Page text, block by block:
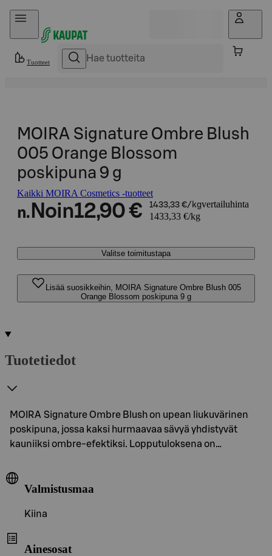
Hyppää sisältöön
Tuotteet
MOIRA Signature Ombre Blush
005 Orange Blossom
poskipuna 9 g
Kaikki MOIRA Cosmetics -tuotteet
n. Noin12,90 € 1433,33 €/kgvertailuhinta
1433,33 €/kg
Valitse toimitustapa
Lisää suosikkeihin, MOIRA Signature Ombre Blush 005
Orange Blossom poskipuna 9 g
Tuotetiedot
MOIRA Signature Ombre Blush on upean liukuvärinen
poskipuna, jossa kaksi hurmaavaa sävyä yhdistyvät
kauniiksi ombre-efektiksi. Lopputuloksena on…
Valmistusmaa
Kiina
Ainesosat